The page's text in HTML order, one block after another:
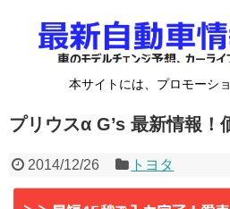
本サイトには、プロモーシ
プリウスα G’s 最新情報！
2014/12/26 トヨタ